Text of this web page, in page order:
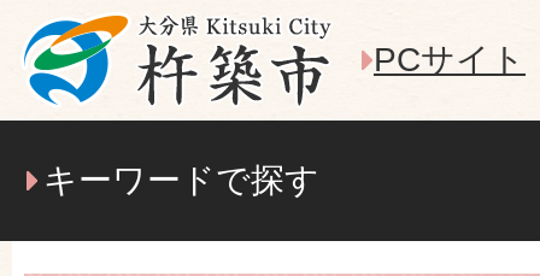
PCサイト
キーワードで探す